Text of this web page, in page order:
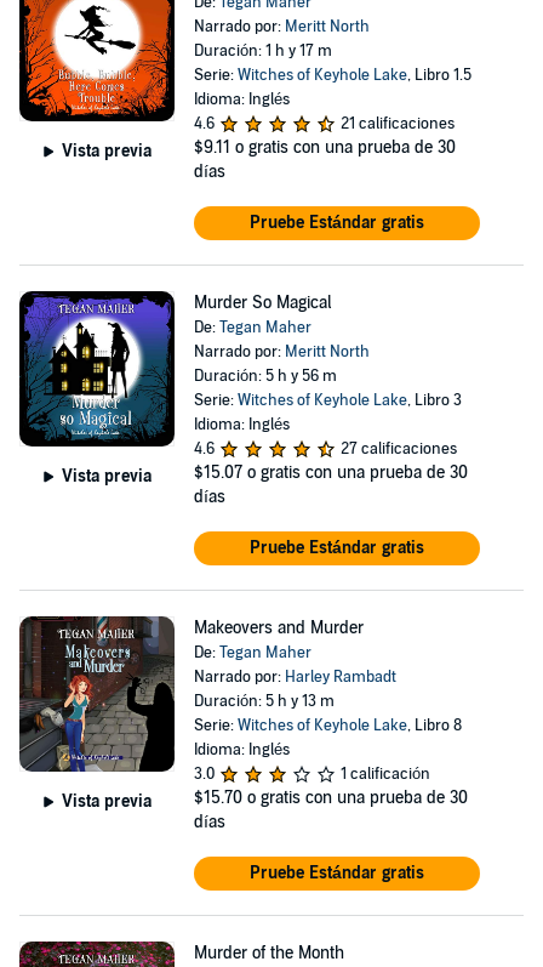
Vista previa
Narrado por: Meritt North
Duración: 1 h y 17 m
Serie:Witches of Keyhole Lake, Libro 1.5
Idioma: Inglés
4.6
21 calificaciones
$9.11 o gratis con una prueba de 30
días
Pruebe Estándar gratis
Vista previa
Murder So Magical
De:Tegan Maher
Narrado por: Meritt North
Duración: 5 h y 56 m
Serie:Witches of Keyhole Lake, Libro 3
Idioma: Inglés
4.6
27 calificaciones
$15.07 o gratis con una prueba de 30
días
Pruebe Estándar gratis
Vista previa
Makeovers and Murder
De:Tegan Maher
Narrado por: Harley Rambadt
Duración: 5 h y 13 m
Serie:Witches of Keyhole Lake, Libro 8
Idioma: Inglés
3.0
1 calificación
$15.70 o gratis con una prueba de 30
días
Pruebe Estándar gratis
Murder of the Month